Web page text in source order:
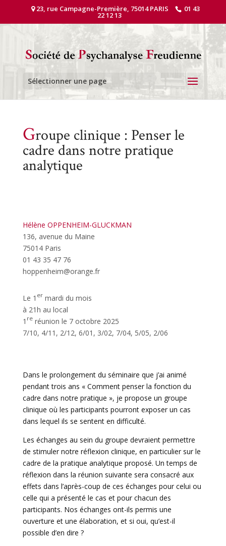
23, rue Campagne-Première, 75014 PARIS 01 43
22 12 13
Sélectionner une page
Groupe clinique : Penser le
cadre dans notre pratique
analytique
Hélène OPPENHEIM-GLUCKMAN
136, avenue du Maine
75014 Paris
01 43 35 47 76
hoppenheim@orange.fr
Le 1 ermardi du mois
à 21h au local
1 reréunion le 7 octobre 2025
7/10, 4/11, 2/12, 6/01, 3/02, 7/04, 5/05, 2/06
Dans le prolongement du séminaire que j’ai animé
pendant trois ans « Comment penser la fonction du
cadre dans notre pratique », je propose un groupe
clinique où les participants pourront exposer un cas
dans lequel ils se sentent en difficulté.
Les échanges au sein du groupe devraient permettre
de stimuler notre réflexion clinique, en particulier sur le
cadre de la pratique analytique proposé. Un temps de
réflexion dans la réunion suivante sera consacré aux
effets dans l’après-coup de ces échanges pour celui ou
celle qui a présenté le cas et pour chacun des
participants. Nos échanges ont-ils permis une
ouverture et une élaboration, et si oui, qu’est-il
possible d’en dire ?